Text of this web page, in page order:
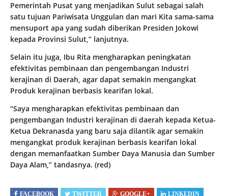
Pemerintah Pusat yang menjadikan Sulut sebagai salah
satu tujuan Pariwisata Unggulan dan mari Kita sama-sama
mensuport apa yang sudah diberikan Presiden Jokowi
kepada Provinsi Sulut,” lanjutnya.
Selain itu juga, Ibu Rita mengharapkan peningkatan
efektivitas pembinaan dan pengembangan Industri
kerajinan di Daerah, agar dapat semakin mengangkat
Produk kerajinan berbasis kearifan lokal.
“Saya mengharapkan efektivitas pembinaan dan
pengembangan Industri kerajinan di daerah kepada Ketua-
Ketua Dekranasda yang baru saja dilantik agar semakin
mengangkat produk kerajinan berbasis kearifan lokal
dengan memanfaatkan Sumber Daya Manusia dan Sumber
Daya Alam,” tandasnya. (red)
FACEBOOK TWITTER GOOGLE+ LINKEDIN